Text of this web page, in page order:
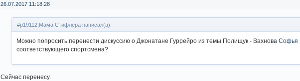
26.07.2017 11:18:28
#p19112,Мама Стифлера написал(а):
Можно попросить перенести дискуссию о Джонатане Гуррейро из темы Полищук - ВахноваСофья
соответствующего спортсмена?
Сейчас перенесу.